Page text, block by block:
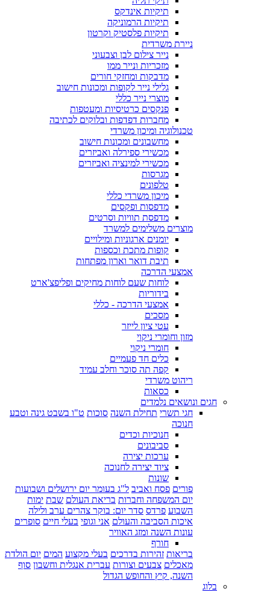
תיקיות אינדקס
תיקיות הרמוניקה
תיקיות פלסטיק וקרטון
ניירת משרדית
נייר צילום לבן וצבעוני
מזכריות ונייר ממו
מדבקות ומחזקי חורים
גלילי נייר לקופות ומכונות חישוב
מוצרי נייר כללי
פנקסים כרטיסיות ומעטפות
מחברות דפדפות ובלוקים לכתיבה
טכנולוגיה ומיכון משרדי
מחשבונים ומכונות חישוב
מכשירי ספירלה ואביזרים
מכשירי למינציה ואביזרים
מגרסות
טלפונים
מיכון משרדי כללי
מדפסות ופקסים
מדפסת תוויות וסרטים
מוצרים משלימים למשרד
יומנים ארגוניות ומילויים
קופות מתכת וכספות
תיבת דואר וארון מפתחות
אמצעי הדרכה
לוחות שעם לוחות מחיקים ופליפצ'ארט
בידוריות
אמצעי הדרכה - כללי
מסכים
עטי ציון לייזר
מזון וחומרי ניקוי
חומרי ניקוי
כלים חד פעמיים
קפה תה סוכר וחלב עמיד
ריהוט משרדי
כסאות
חגים ונושאים נלמדים
חגי תשרי תחילת השנה סוכות ט"ו בשבט גינה וטבע
חנוכה
חנוכיות וכדים
סביבונים
ערכות יצירה
ציוד יצירה לחנוכה
שונות
פורים פסח ואביב ל"ג בעומר יום ירושלים ושבועות
יום המשפחה וחברות בריאת העולם שבת ימות
השבוע פרדס סדר יום: בוקר צהרים ערב ולילה
איכות הסביבה והעולם אני וגופי בעלי חיים סופרים
עונות השנה ומזג האוויר
חורף
בריאות זהירות בדרכים בעלי מקצוע המים יום הולדת
מאכלים צבעים וצורות עברית אנגלית וחשבון סוף
השנה, קיץ והחופש הגדול
בלוג